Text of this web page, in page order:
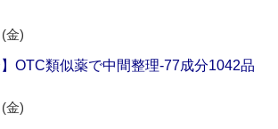
金)
】OTC類似薬で中間整理‐77成分1042品
金)